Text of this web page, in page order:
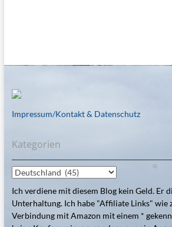
Impressum/Kontakt & Datenschutz
Kategorien
Kategorien
Ich verdiene mit diesem Blog kein Geld. Er
Unterhaltung. Ich habe "Affiliate Links" wie
Verbindung mit Amazon mit einem *